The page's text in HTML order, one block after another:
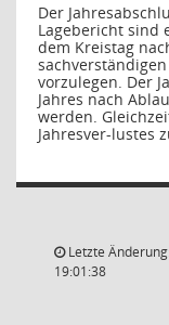
Der
Lagebericht sind
dem Kreistag
vorzulegen. Der
Jahres nach
werden.
Jahresver-lustes
Letzte
19:01:38